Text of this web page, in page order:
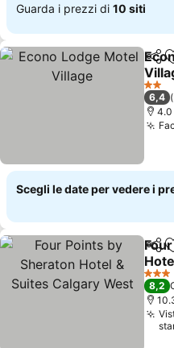
Guarda i prezzi di 10 siti
2
6,4
4.0
Scegli le date per vedere i
West
3 Stelle
8,2